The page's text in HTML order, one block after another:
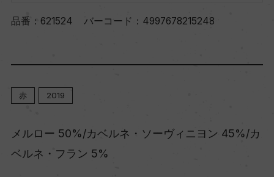
品番： 621524 バーコード： 4997678215248
赤 2019
メルロー 50%/カベルネ・ソーヴィニヨン 45%/カ
ベルネ・フラン 5%